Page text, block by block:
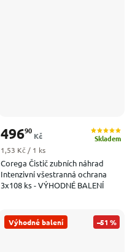
Corega Čistič zubních náhrad
Intenzivní všestranná ochrana
3x108 ks - VÝHODNÉ BALENÍ
Skladem
49690
Kč
Měrná cena:
1,53 Kč / 1 ks
Výhodné balení –51 %